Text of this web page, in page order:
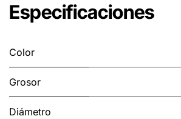
Especificaciones
Color
Grosor
Diámetro